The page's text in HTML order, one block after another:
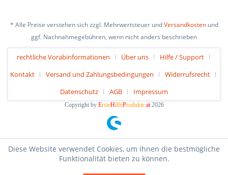
* Alle Preise verstehen sich zzgl. Mehrwertsteuer undVersandkostenund
ggf. Nachnahmegebühren, wenn nicht anders beschrieben
rechtliche Vorabinformationen Über uns
Hilfe / Support
Kontakt
Versand und Zahlungsbedingungen
Widerrufsrecht
Datenschutz
AGB Impressum
Copyright by ErsteHilfeProdukte.at2026
Diese Website verwendet Cookies, um Ihnen die bestmögliche
Funktionalität bieten zu können.